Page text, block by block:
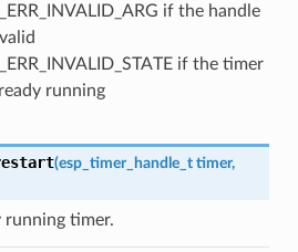
if the handle
if the timer
running
(esp_timer_handle_t timer,
running timer.